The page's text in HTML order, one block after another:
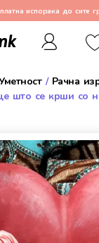
испорака до сите
/ Рачна
што се крши со